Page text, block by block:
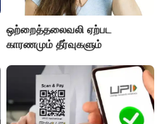
ஒற்றைத்தலைவலி ஏற்பட
காரணமும் தீர்வுகளும்